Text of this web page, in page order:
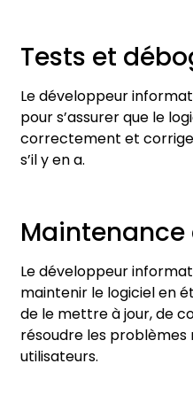
Tests et
Le développeur
pour s’assurer que le
correctement et
s’il y en a.
Le développeur
maintenir le logiciel en
de le mettre à jour, de
résoudre les
utilisateurs.